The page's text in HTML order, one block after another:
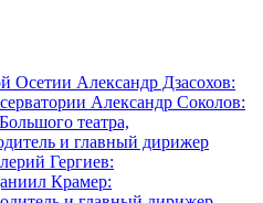
Осетии Александр Дзасохов:
Александр Соколов:
театра,
и главный дирижер
Гергиев:
Крамер: